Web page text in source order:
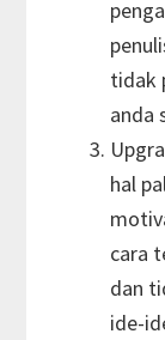
tidak
anda
hal
cara
dan
ide-